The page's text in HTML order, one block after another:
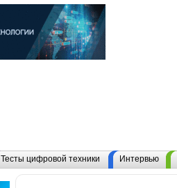
Тесты цифровой техники Интервью